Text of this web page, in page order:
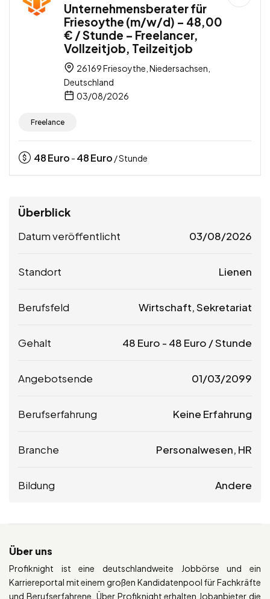
Unternehmensberater für
Friesoythe (m/w/d) – 48,00
€ / Stunde – Freelancer,
Vollzeitjob, Teilzeitjob
26169 Friesoythe, Niedersachsen,
Deutschland
03/08/2026
Freelance
48Euro - 48Euro / Stunde
Überblick
Datum veröffentlicht 03/08/2026
Standort Lienen
Berufsfeld Wirtschaft, Sekretariat
Gehalt 48 Euro - 48 Euro / Stunde
Angebotsende 01/03/2099
Berufserfahrung Keine Erfahrung
Branche Personalwesen, HR
Bildung Andere
Über uns
Profiknight ist eine deutschlandweite Jobbörse und ein
Karriereportal mit einem großen Kandidatenpool für Fachkräfte
und Berufserfahrene. Über Profiknight erhalten Jobanbieter die